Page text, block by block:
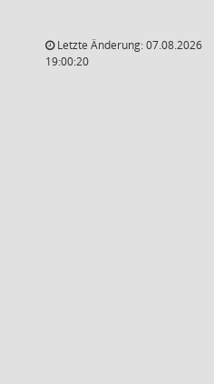
Letzte Änderung: 07.08.2026
19:00:20